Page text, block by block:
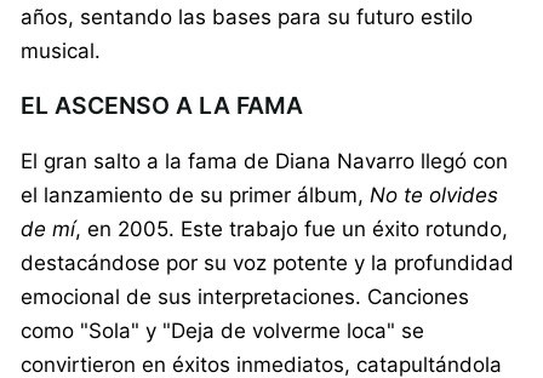
años, sentando las bases para su futuro estilo
musical.
EL ASCENSO A LA FAMA
El gran salto a la fama de Diana Navarro llegó con
el lanzamiento de su primer álbum, No te olvides
de mí, en 2005. Este trabajo fue un éxito rotundo,
destacándose por su voz potente y la profundidad
emocional de sus interpretaciones. Canciones
como "Sola" y "Deja de volverme loca" se
convirtieron en éxitos inmediatos, catapultándola